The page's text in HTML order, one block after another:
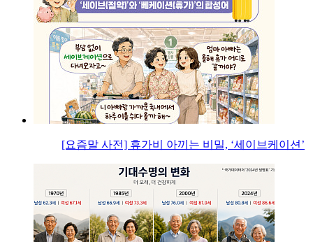
[요즘말 사전] 휴가비 아끼는 비밀, ‘세이브케이션’